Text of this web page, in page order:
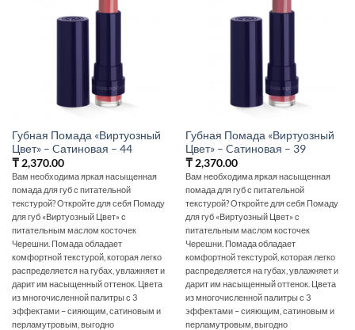
Губная Помада «Виртуозный
Цвет» – Cатиновая – 44
₸2,370.00
Вам необходима яркая насыщенная
помада для губ с питательной
текстурой? Откройте для себя Помаду
для губ «Виртуозный Цвет» с
питательным маслом косточек
Черешни. Помада обладает
комфортной текстурой, которая легко
распределяется на губах, увлажняет и
дарит им насыщенный оттенок. Цвета
из многочисленной палитры с 3
эффектами – сияющим, сатиновым и
перламутровым, выгодно
Губная Помада «Виртуозный
Цвет» – Cатиновая – 39
₸2,370.00
Вам необходима яркая насыщенная
помада для губ с питательной
текстурой? Откройте для себя Помаду
для губ «Виртуозный Цвет» с
питательным маслом косточек
Черешни. Помада обладает
комфортной текстурой, которая легко
распределяется на губах, увлажняет и
дарит им насыщенный оттенок. Цвета
из многочисленной палитры с 3
эффектами – сияющим, сатиновым и
перламутровым, выгодно